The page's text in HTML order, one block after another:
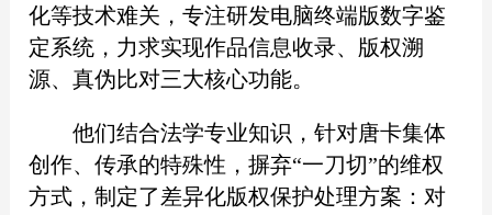
化等技术难关，专注研发电脑终端版数字鉴
定系统，力求实现作品信息收录、版权溯
源、真伪比对三大核心功能。
他们结合法学专业知识，针对唐卡集体
创作、传承的特殊性，摒弃“一刀切”的维权
方式，制定了差异化版权保护处理方案：对